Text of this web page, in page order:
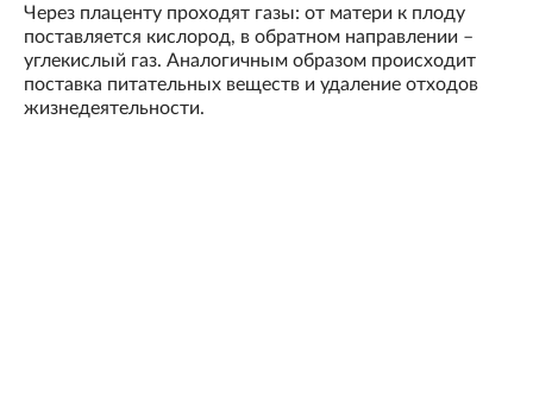
Через плаценту проходят газы: от матери к плоду
поставляется кислород, в обратном направлении –
углекислый газ. Аналогичным образом происходит
поставка питательных веществ и удаление отходов
жизнедеятельности.